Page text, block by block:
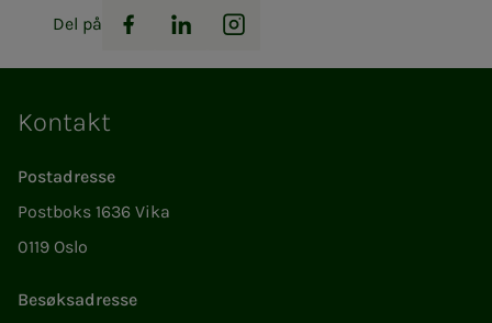
Del på
Facebook
LinkedInInstagram
Kontakt
Postadresse
Postboks 1636 Vika
0119 Oslo
Besøksadresse